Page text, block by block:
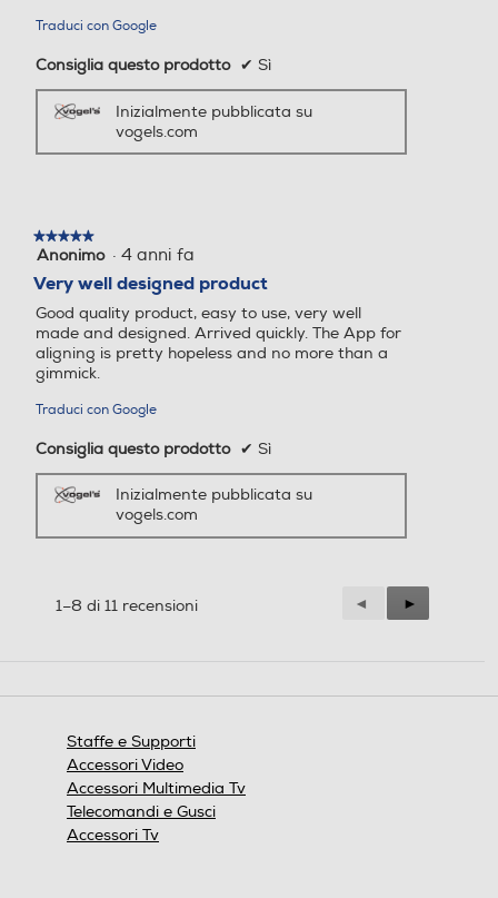
Traduci con Google
Consiglia questo prodotto ✔ Sì
Inizialmente pubblicata su
vogels.com
★★★★★
★★★★★
5
5
stelle.
Anonimo · 4 anni fa
Very well designed product
Good quality product, easy to use, very well
made and designed. Arrived quickly. The App for
aligning is pretty hopeless and no more than a
gimmick.
Traduci con Google
Consiglia questo prodotto ✔ Sì
Inizialmente pubblicata su
vogels.com
1–8 di 11 recensioni
Precedente
Reviews
◄
Successiva
Reviews
►
Staffe e Supporti
Accessori Video
Accessori Multimedia Tv
Telecomandi e Gusci
Accessori Tv